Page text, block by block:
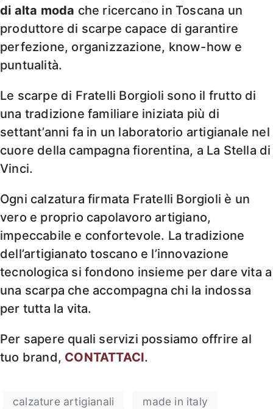
di alta moda che ricercano in Toscana un
produttore di scarpe capace di garantire
perfezione, organizzazione, know-how e
puntualità.
Le scarpe di Fratelli Borgioli sono il frutto di
una tradizione familiare iniziata più di
settant’anni fa in un laboratorio artigianale nel
cuore della campagna fiorentina, a La Stella di
Vinci.
Ogni calzatura firmata Fratelli Borgioli è un
vero e proprio capolavoro artigiano,
impeccabile e confortevole. La tradizione
dell’artigianato toscano e l’innovazione
tecnologica si fondono insieme per dare vita a
una scarpa che accompagna chi la indossa
per tutta la vita.
Per sapere quali servizi possiamo offrire al
tuo brand, CONTATTACI.
calzature artigianali
made in italy